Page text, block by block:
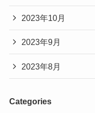
2023年10月
2023年9月
2023年8月
Categories